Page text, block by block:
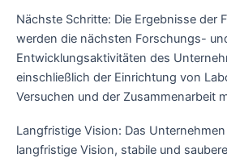
Nächste Schritte: Die Ergebnisse der
werden die nächsten Forschungs-
Entwicklungsaktivitäten des
einschließlich der Einrichtung von
Versuchen und der Zusammenarbeit
Langfristige Vision: Das
langfristige Vision, stabile und